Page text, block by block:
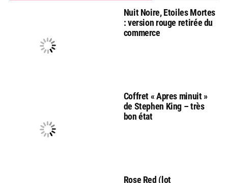
Nuit Noire, Etoiles Mortes
: version rouge retirée du
commerce
Coffret « Apres minuit »
de Stephen King – très
bon état
Rose Red (lot